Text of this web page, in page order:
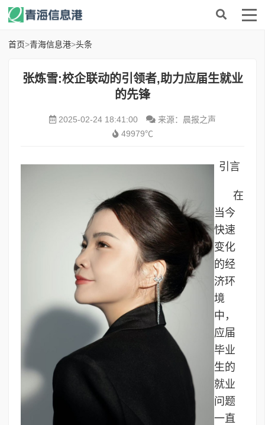
首页>青海信息港>头条
张炼雪:校企联动的引领者,助力应届生就业
的先锋
2025-02-24 18:41:00
来源：晨报之声
49979℃
引言
在
当今
快速
变化
的经
济环
境
中，
应届
毕业
生的
就业
问题
一直